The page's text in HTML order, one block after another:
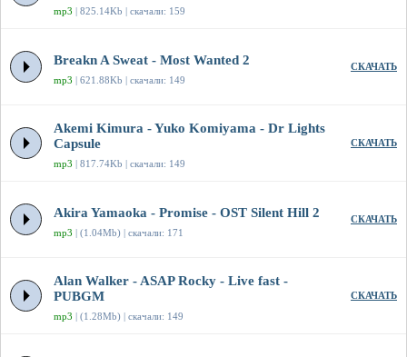
mp3 | 825.14Kb | скачали: 159
Breakn A Sweat - Most Wanted 2
mp3 | 621.88Kb | скачали: 149
СКАЧАТЬ
Akemi Kimura - Yuko Komiyama - Dr Lights
Capsule
mp3 | 817.74Kb | скачали: 149
СКАЧАТЬ
Akira Yamaoka - Promise - OST Silent Hill 2
mp3 | (1.04Mb) | скачали: 171
СКАЧАТЬ
Alan Walker - ASAP Rocky - Live fast -
PUBGM
mp3 | (1.28Mb) | скачали: 149
СКАЧАТЬ